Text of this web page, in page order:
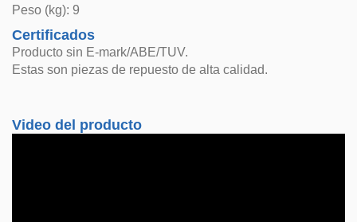
Peso (kg): 9
Certificados
Producto sin E-mark/ABE/TUV.
Estas son piezas de repuesto de alta calidad.
Video del producto